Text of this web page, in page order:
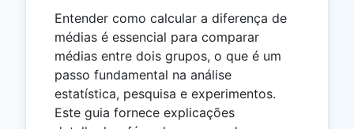
Entender como calcular a diferença de
médias é essencial para comparar
médias entre dois grupos, o que é um
passo fundamental na análise
estatística, pesquisa e experimentos.
Este guia fornece explicações